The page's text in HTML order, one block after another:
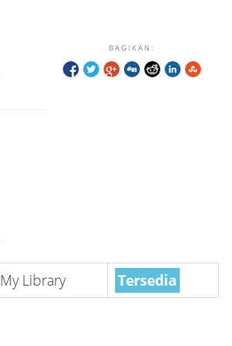
BAGIKAN:
My Library Tersedia